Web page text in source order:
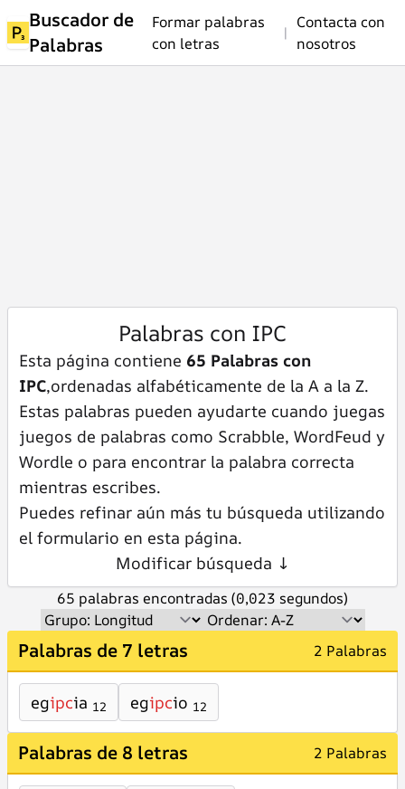
Buscador de
Palabras
Formar palabras
con letras
|
Contacta con
nosotros
Palabras con IPC
Esta página contiene 65 Palabras con
IPC,ordenadas alfabéticamente de la A a la Z.
Estas palabras pueden ayudarte cuando juegas
juegos de palabras como Scrabble, WordFeud y
Wordle o para encontrar la palabra correcta
mientras escribes.
Puedes refinar aún más tu búsqueda utilizando
el formulario en esta página.
Modificar búsqueda ↓
65 palabras encontradas (0,023 segundos)
Palabras de 7 letras 2 Palabras
egipcia 12 egipcio 12
Palabras de 8 letras 2 Palabras